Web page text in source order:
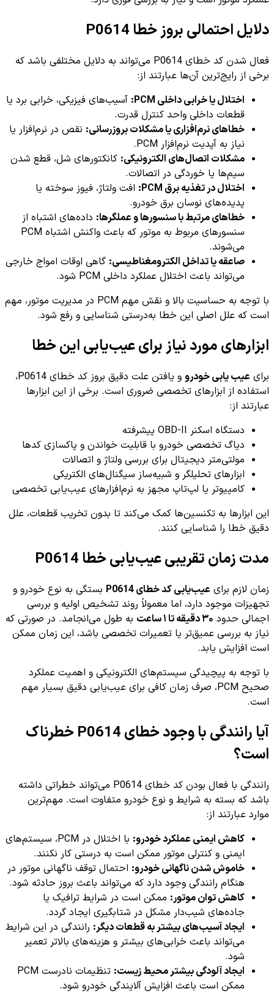
دلایل احتمالی بروز خطا P0614
فعال شدن کد خطای P0614 می‌تواند به دلایل مختلفی باشد که
برخی از رایج‌ترین آن‌ها عبارتند از:
اختلال یا خرابی داخلی PCM:
آسیب‌های فیزیکی، خرابی برد یا
قطعات داخلی واحد کنترل قدرت.
خطاهای نرم‌افزاری یا مشکلات بروزرسانی: نقص در نرم‌افزار یا
نیاز به آپدیت نرم‌افزار PCM.
مشکلات اتصال‌های الکترونیکی: کانکتورهای شل، قطع شدن
سیم‌ها یا خوردگی در اتصالات.
اختلال در تغذیه برق PCM:
افت ولتاژ، فیوز سوخته یا
پدیده‌های نوسان برق خودرو.
خطاهای مرتبط با سنسورها و عملگرها: داده‌های اشتباه از
سنسورهای مربوط به موتور که باعث واکنش اشتباه PCM
می‌شوند.
صاعقه یا تداخل الکترومغناطیسی: گاهی اوقات امواج خارجی
می‌تواند باعث اختلال عملکرد داخلی PCM شود.
با توجه به حساسیت بالا و نقش مهم PCM در مدیریت موتور، مهم
است که علل اصلی این خطا به‌درستی شناسایی و رفع شود.
ابزارهای مورد نیاز برای عیب‌یابی این خطا
برای عیب یابی خودرو
و یافتن علت دقیق بروز کد خطای P0614،
استفاده از ابزارهای تخصصی ضروری است. برخی از این ابزارها
عبارتند از:
دستگاه اسکنر OBD-II پیشرفته
دیاگ تخصصی خودرو با قابلیت خواندن و پاکسازی کدها
مولتی‌متر دیجیتال برای بررسی ولتاژ و اتصالات
ابزارهای تحلیلگر و شبیه‌ساز سیگنال‌های الکتریکی
کامپیوتر یا لپ‌تاپ مجهز به نرم‌افزارهای عیب‌یابی تخصصی
این ابزارها به تکنسین‌ها کمک می‌کند تا بدون تخریب قطعات، علل
دقیق خطا را شناسایی کنند.
مدت زمان تقریبی عیب‌یابی خطا P0614
زمان لازم برای عیب‌یابی کد خطای P0614
بستگی به نوع خودرو و
تجهیزات موجود دارد، اما معمولاً روند تشخیص اولیه و بررسی
اجمالی حدود ۳۰ دقیقه تا ۱ ساعت
به طول می‌انجامد. در صورتی که
نیاز به بررسی عمیق‌تر یا تعمیرات تخصصی باشد، این زمان ممکن
است افزایش یابد.
با توجه به پیچیدگی سیستم‌های الکترونیکی و اهمیت عملکرد
صحیح PCM، صرف زمان کافی برای عیب‌یابی دقیق بسیار مهم
است.
آیا رانندگی با وجود خطای P0614 خطرناک
است؟
رانندگی با فعال بودن کد خطای P0614 می‌تواند خطراتی داشته
باشد که بسته به شرایط و نوع خودرو متفاوت است. مهم‌ترین
موارد عبارتند از:
کاهش ایمنی عملکرد خودرو:
با اختلال در PCM، سیستم‌های
ایمنی و کنترلی موتور ممکن است به درستی کار نکنند.
خاموش شدن ناگهانی خودرو: احتمال توقف ناگهانی موتور در
هنگام رانندگی وجود دارد که می‌تواند باعث بروز حادثه شود.
کاهش توان موتور: ممکن است در شرایط ترافیک یا
جاده‌های شیب‌دار مشکل در شتابگیری ایجاد گردد.
ایجاد آسیب‌های بیشتر به قطعات دیگر: رانندگی در این شرایط
می‌تواند باعث خرابی‌های بیشتر و هزینه‌های بالاتر تعمیر
شود.
ایجاد آلودگی بیشتر محیط زیست:
تنظیمات نادرست PCM
ممکن است باعث افزایش آلایندگی خودرو شود.